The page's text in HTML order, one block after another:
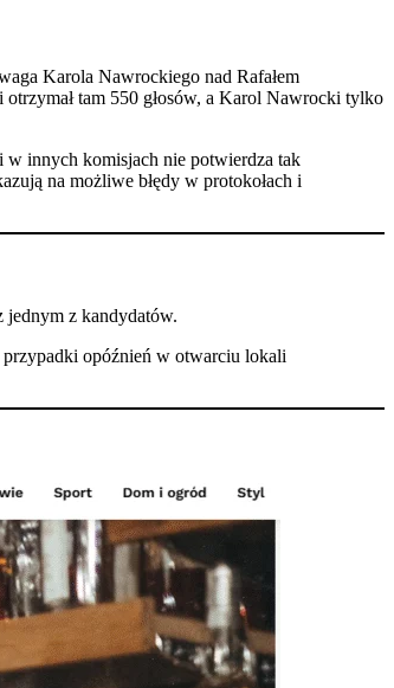
Karola Nawrockiego nad Rafałem
tam 550 głosów, a Karol Nawrocki tylko
w innych komisjach nie potwierdza tak
na możliwe błędy w protokołach i
jednym z kandydatów.
przypadki opóźnień w otwarciu lokali